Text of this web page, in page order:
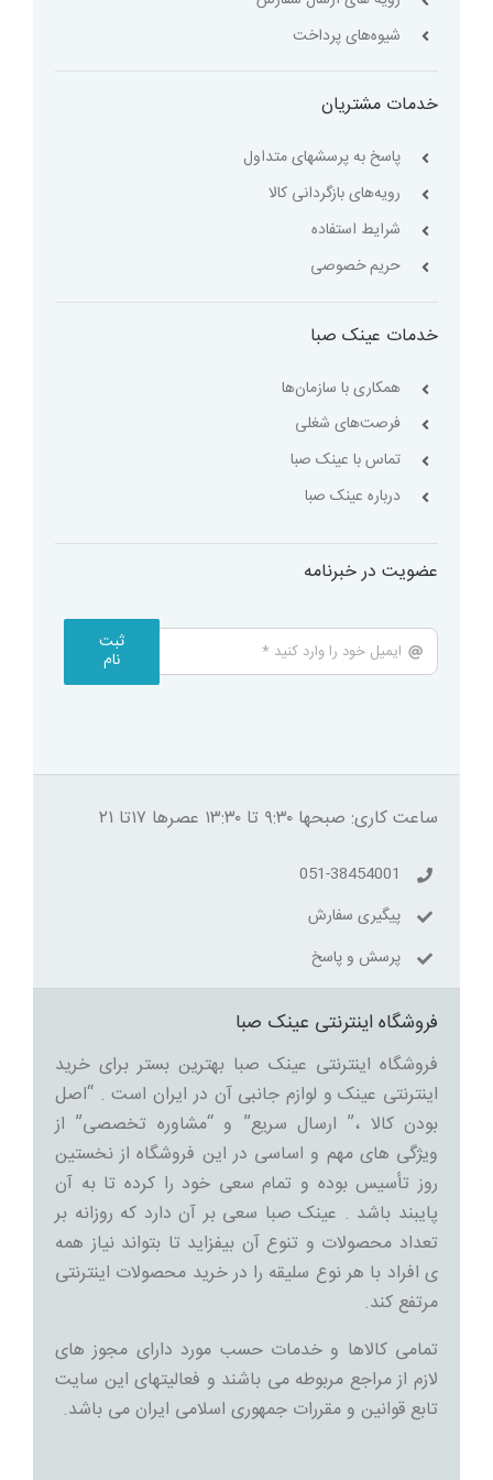
شیوه‌های پرداخت
خدمات مشتریان
پاسخ به پرسشهای متداول
رویه‌های بازگردانی کالا
شرایط استفاده
حریم خصوصی
خدمات عینک صبا
همکاری با سازمان‌ها
فرصت‌های شغلی
تماس با عینک صبا
درباره عینک صبا
عضویت در خبرنامه
ثبت
نام
ساعت کاری: صبحها ۹:۳۰ تا ۱۳:۳۰ عصرها ۱۷تا ۲۱
051-38454001
پیگیری سفارش
پرسش و پاسخ
فروشگاه اینترنتی عینک صبا
فروشگاه اینترنتی عینک صبا بهترین بستر برای خرید
اینترنتی عینک و لوازم جانبی آن در ایران است . “اصل
بودن کالا ،” ارسال سریع” و “مشاوره تخصصی” از
ویژگی های مهم و اساسی در این فروشگاه از نخستین
روز تأسیس بوده و تمام سعی خود را کرده تا به آن
پایبند باشد . عینک صبا سعی بر آن دارد که روزانه بر
تعداد محصولات و تنوع آن بیفزاید تا بتواند نیاز همه
ی افراد با هر نوع سلیقه را در خرید محصولات اینترنتی
مرتفع کند.
تمامی کالاها و خدمات حسب مورد دارای مجوز های
لازم از مراجع مربوطه می باشند و فعالیتهای این سایت
تابع قوانین و مقررات جمهوری اسلامی ایران می باشد.